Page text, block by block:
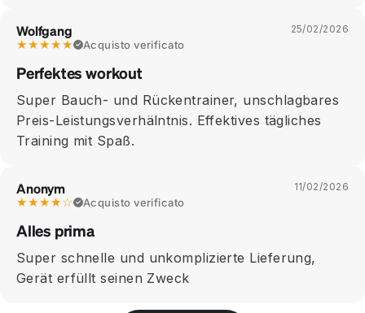
Wolfgang
★★★★★ Acquisto verificato
25/02/2026
Perfektes workout
Super Bauch- und Rückentrainer, unschlagbares
Preis-Leistungsverhälntnis. Effektives tägliches
Training mit Spaß.
Anonym
★★★★☆ Acquisto verificato
11/02/2026
Alles prima
Super schnelle und unkomplizierte Lieferung,
Gerät erfüllt seinen Zweck